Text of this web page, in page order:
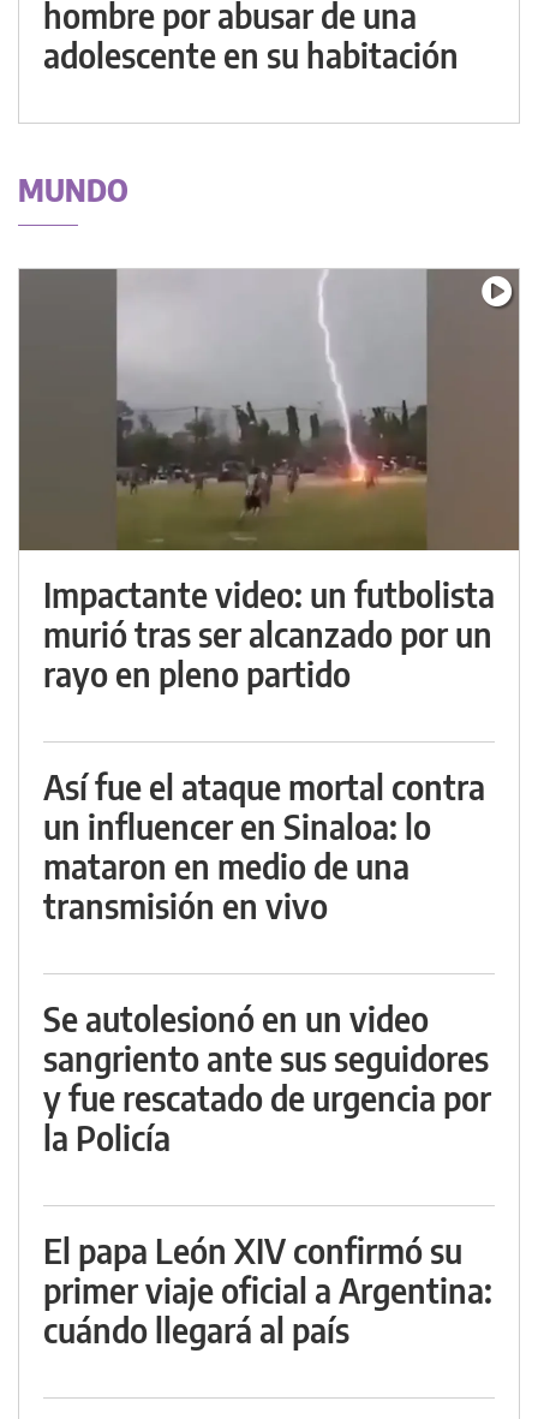
hombre por abusar de una
adolescente en su habitación
MUNDO
Impactante video: un futbolista
murió tras ser alcanzado por un
rayo en pleno partido
Así fue el ataque mortal contra
un influencer en Sinaloa: lo
mataron en medio de una
transmisión en vivo
Se autolesionó en un video
sangriento ante sus seguidores
y fue rescatado de urgencia por
la Policía
El papa León XIV confirmó su
primer viaje oficial a Argentina:
cuándo llegará al país